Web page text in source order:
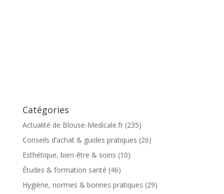
Catégories
Actualité de Blouse-Medicale.fr(235)
Conseils d’achat & guides pratiques (26)
Esthétique, bien-être & soins (10)
Études & formation santé (46)
Hygiène, normes & bonnes pratiques (29)